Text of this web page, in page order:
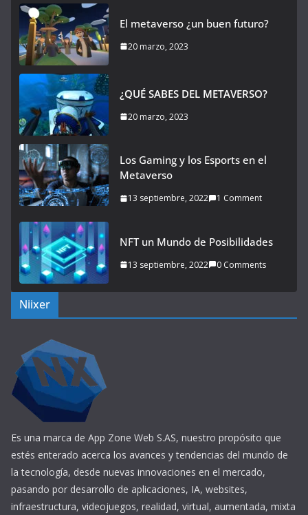
El metaverso ¿un buen futuro?
20 marzo, 2023
¿QUÉ SABES DEL METAVERSO?
20 marzo, 2023
Los Gaming y los Esports en el
Metaverso
13 septiembre, 2022 1 Comment
NFT un Mundo de Posibilidades
13 septiembre, 2022 0 Comments
Niixer
Es una marca de App Zone Web S.AS, nuestro propósito que
estés enterado acerca los avances y tendencias del mundo de
la tecnología, desde nuevas innovaciones en el mercado,
pasando por desarrollo de aplicaciones, IA, websites,
infraestructura, videojuegos, realidad, virtual, aumentada, mixta